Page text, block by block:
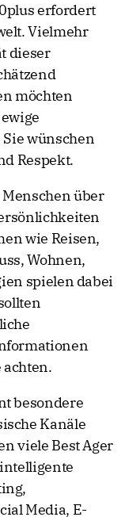
erfordert
Vielmehr
dieser
möchten
wünschen
Respekt.
über
wie Reisen,
Wohnen,
spielen dabei
besondere
Kanäle
viele Best Ager
Media, E-